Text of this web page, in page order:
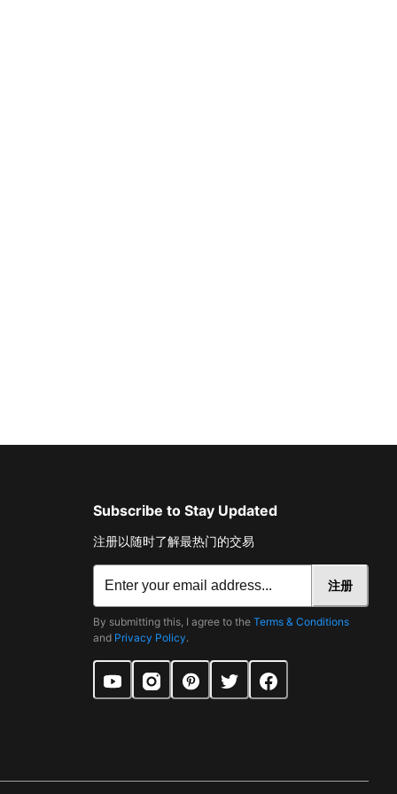
Subscribe to Stay Updated
注册以随时了解最热门的交易
注册
By submitting this, I agree to the Terms & Conditions
and Privacy Policy.